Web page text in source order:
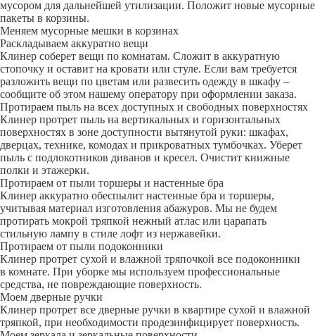
мусором для дальнейшей утилизации. Положит новые мусорные
пакеты в корзины.
Меняем мусорные мешки в корзинах
Раскладываем аккуратно вещи
Клинер соберет вещи по комнатам. Сложит в аккуратную
стопочку и оставит на кровати или стуле. Если вам требуется
разложить вещи по цветам или развесить одежду в шкафу –
сообщите об этом нашему оператору при оформлении заказа.
Протираем пыль на всех доступных и свободных поверхностях
Клинер протрет пыль на вертикальных и горизонтальных
поверхностях в зоне доступности вытянутой руки: шкафах,
дверцах, технике, комодах и прикроватных тумбочках. Уберет
пыль с подлокотников диванов и кресел. Очистит книжные
полки и этажерки.
Протираем от пыли торшеры и настенные бра
Клинер аккуратно обеспылит настенные бра и торшеры,
учитывая материал изготовления абажуров. Мы не будем
протирать мокрой тряпкой нежный атлас или царапать
стильную лампу в стиле лофт из нержавейки.
Протираем от пыли подоконники
Клинер протрет сухой и влажной тряпочкой все подоконники
в комнате. При уборке мы используем профессиональные
средства, не повреждающие поверхность.
Моем дверные ручки
Клинер протрет все дверные ручки в квартире сухой и влажной
тряпкой, при необходимости продезинфицирует поверхность.